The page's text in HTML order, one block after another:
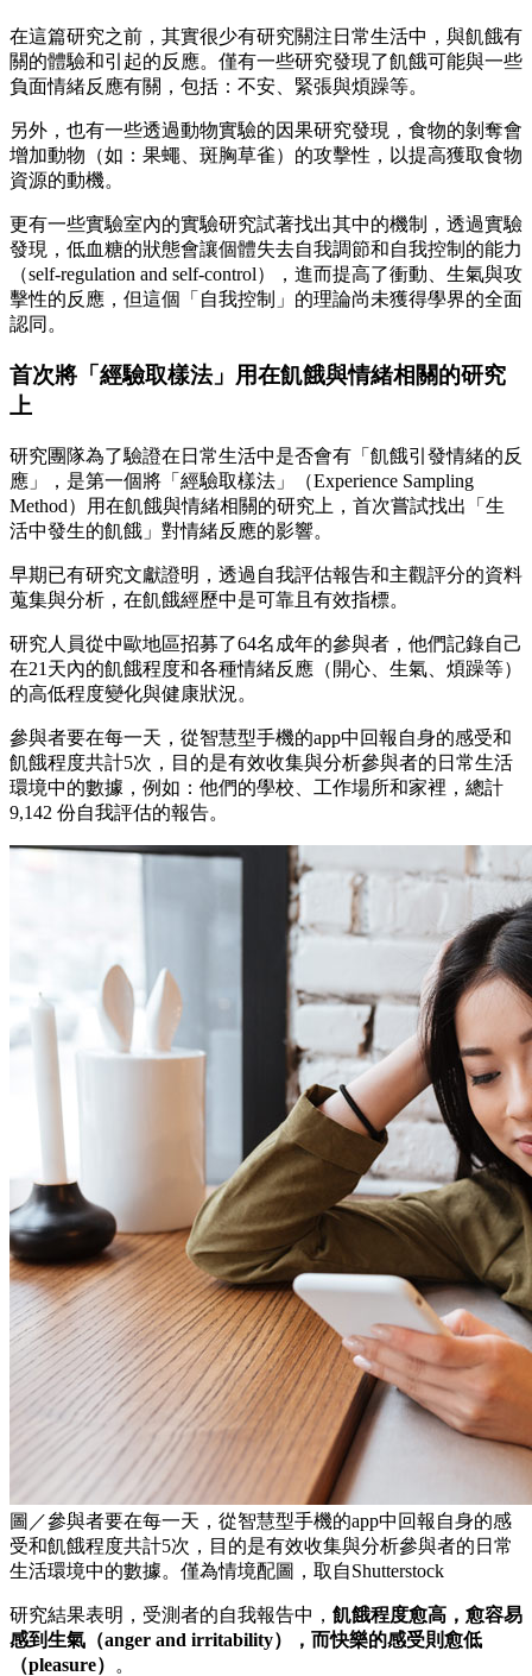
在這篇研究之前，其實很少有研究關注日常生活中，與飢餓有
關的體驗和引起的反應。僅有一些研究發現了飢餓可能與一些
負面情緒反應有關，包括：不安、緊張與煩躁等。
另外，也有一些透過動物實驗的因果研究發現，食物的剝奪會
增加動物（如：果蠅、斑胸草雀）的攻擊性，以提高獲取食物
資源的動機。
更有一些實驗室內的實驗研究試著找出其中的機制，透過實驗
發現，低血糖的狀態會讓個體失去自我調節和自我控制的能力
（self-regulation and self-control），進而提高了衝動、生氣與攻
擊性的反應，但這個「自我控制」的理論尚未獲得學界的全面
認同。
首次將「經驗取樣法」用在飢餓與情緒相關的研究
上
研究團隊為了驗證在日常生活中是否會有「飢餓引發情緒的反
應」，是第一個將「經驗取樣法」（Experience Sampling
Method）用在飢餓與情緒相關的研究上，首次嘗試找出「生
活中發生的飢餓」對情緒反應的影響。
早期已有研究文獻證明，透過自我評估報告和主觀評分的資料
蒐集與分析，在飢餓經歷中是可靠且有效指標。
研究人員從中歐地區招募了64名成年的參與者，他們記錄自己
在21天內的飢餓程度和各種情緒反應（開心、生氣、煩躁等）
的高低程度變化與健康狀況。
參與者要在每一天，從智慧型手機的app中回報自身的感受和
飢餓程度共計5次，目的是有效收集與分析參與者的日常生活
環境中的數據，例如：他們的學校、工作場所和家裡，總計
9,142 份自我評估的報告。
圖／參與者要在每一天，從智慧型手機的app中回報自身的感
受和飢餓程度共計5次，目的是有效收集與分析參與者的日常
生活環境中的數據。僅為情境配圖，取自Shutterstock
研究結果表明，受測者的自我報告中， 飢餓程度愈高，愈容易
感到生氣（anger and irritability），而快樂的感受則愈低
（pleasure） 。